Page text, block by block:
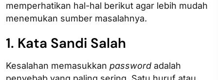
memperhatikan hal-hal berikut agar lebih mudah
menemukan sumber masalahnya.
1. Kata Sandi Salah
Kesalahan memasukkan password adalah